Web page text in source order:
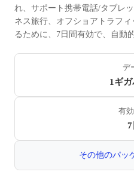
れ、サポート携帯電話/タブレ
ネス旅行、オフショアトラフ
るために、7日間有効で、自動
デ
1ギガ
有
7
その他のパッ